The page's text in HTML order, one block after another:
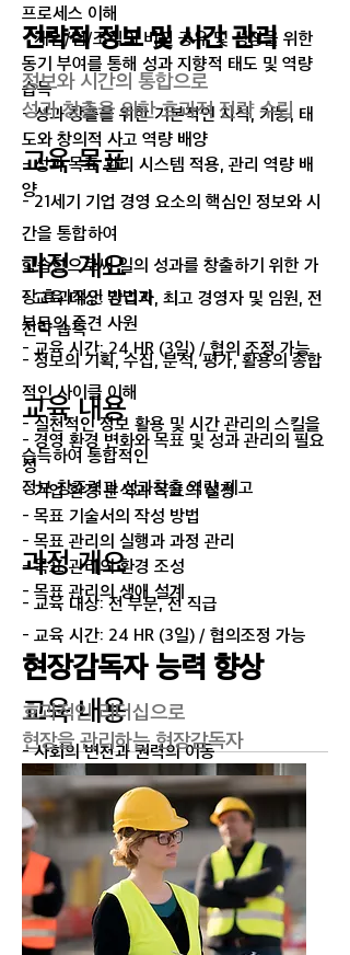
프로세스 이해
- 개인/팀/조직의 비전 공유 및 성장을 위한
동기 부여를 통해 성과 지향적 태도 및 역량
습득
- 성과 창출을 위한 기본적인 지식, 기능, 태
도와 창의적 사고 역량 배양
- 성과 목표 관리 시스템 적용, 관리 역량 배
양
과정 개요
​- 교육 대상: 관리자, 최고 경영자 및 임원, 전
부문의 중견 사원
- 교육 시간: 24 HR (3일) / 협의 조정 가능
교육 내용
- 경영 환경 변화와 목표 및 성과 관리의 필요
성
- 기업 환경 분석과 목표의 설정
- 목표 기술서의 작성 방법
- 목표 관리의 실행과 과정 관리
- 목표 관리의 환경 조성
- 목표 관리의 생애 설계
전략적 정보 및 시간 관리
정보와 시간의 통합으로
​성과 창출을 위한 효과적 전략 수립
교육 목표
- 21세기 기업 경영 요소의 핵심인 정보와 시
간을 통합하여
학습함으로써 일의 성과를 창출하기 위한 가
장 효과적인 방법과
전략 습득
- 정보의 기획, 수집, 분석, 평가, 활용의 종합
적인 사이클 이해
- 실천적인 정보 활용 및 시간 관리의 스킬을
습득하여 통합적인
정보 창조력과 성과창출 역량 제고
과정 개요
- 교육 대상: 전 부문, 전 직급
- 교육 시간: 24 HR (3일) / 협의조정 가능
교육 내용
- 사회의 변천과 권력의 이동
- 정보 창조력과 정보 기술의 실제
- 시간의 의미와 중요성
- 시간 방해 요인 분석
- 방해의 차단과 변화의 시작
- 새로운 습관의 창조
현장감독자 능력 향상
효과적인 리더십으로
​현장을 관리하는 현장감독자